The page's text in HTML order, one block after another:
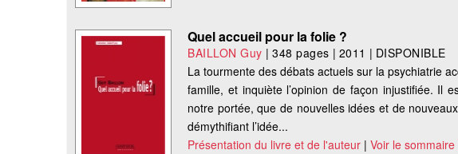
Quel accueil pour la folie ?
BAILLON Guy |348 pages | 2011 | DISPONIBLE
La tourmente des débats actuels sur la psychiatrie
famille, et inquiète l’opinion de façon injustifiée. Il
notre portée, que de nouvelles idées et de
démythifiant l’idée...
Présentation du livre et de l'auteur |Voir le sommaire